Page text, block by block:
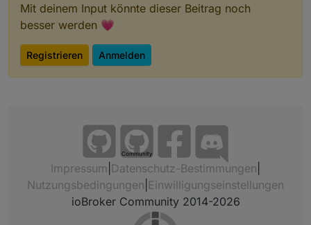
Mit deinem Input könnte dieser Beitrag noch
besser werden 💗
Registrieren Anmelden
Community
Impressum Datenschutz-Bestimmungen
Nutzungsbedingungen Einwilligungseinstellungen
ioBroker Community 2014-2026